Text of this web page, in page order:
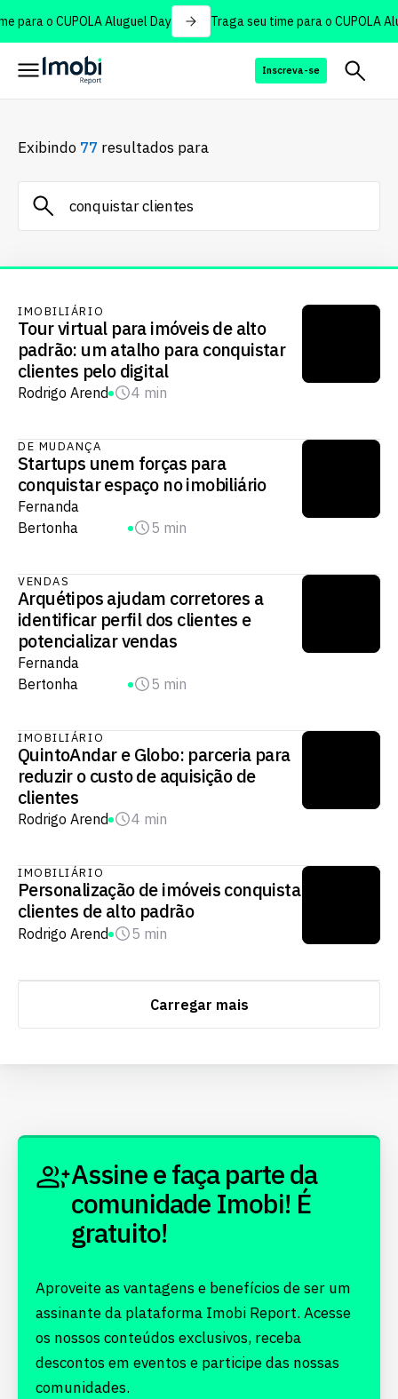
para o CUPOLA Aluguel Day Traga seu time para o CUPOLA
Inscreva-se
Exibindo 77 resultados para
IMOBILIÁRIO
Tour virtual para imóveis de alto
padrão: um atalho para conquistar
clientes pelo digital
Rodrigo Arend 4 min
DE MUDANÇA
Startups unem forças para
conquistar espaço no imobiliário
Fernanda
Bertonha
5 min
VENDAS
Arquétipos ajudam corretores a
identificar perfil dos clientes e
potencializar vendas
Fernanda
Bertonha
5 min
IMOBILIÁRIO
QuintoAndar e Globo: parceria para
reduzir o custo de aquisição de
clientes
Rodrigo Arend 4 min
IMOBILIÁRIO
Personalização de imóveis conquista
clientes de alto padrão
Rodrigo Arend 5 min
Carregar mais
Assine e faça parte da
comunidade Imobi! É
gratuito!
Aproveite as vantagens e benefícios de ser um
assinante da plataforma Imobi Report. Acesse
os nossos conteúdos exclusivos, receba
descontos em eventos e participe das nossas
comunidades.